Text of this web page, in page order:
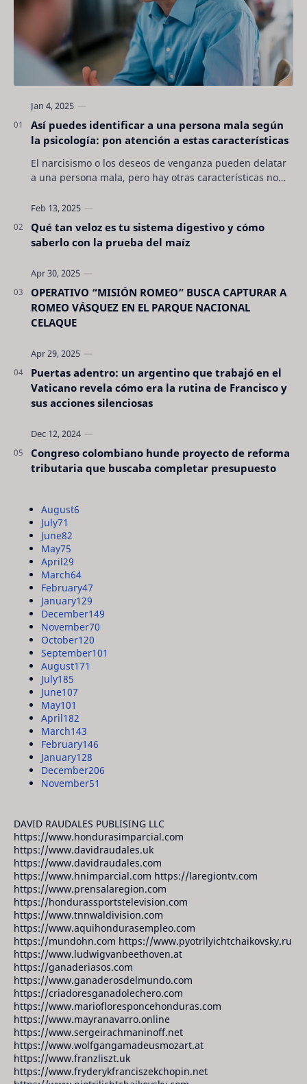
Así puedes identificar a una persona mala según
la psicología: pon atención a estas características
El narcisismo o los deseos de venganza pueden delatar
a una persona mala, pero hay otras características no
Qué tan veloz es tu sistema digestivo y cómo
saberlo con la prueba del maíz
OPERATIVO “MISIÓN ROMEO” BUSCA CAPTURAR A
ROMEO VÁSQUEZ EN EL PARQUE NACIONAL
CELAQUE
Puertas adentro: un argentino que trabajó en el
Vaticano revela cómo era la rutina de Francisco y
sus acciones silenciosas
Congreso colombiano hunde proyecto de reforma
tributaria que buscaba completar presupuesto
August6
July71
June82
May75
April29
March64
February47
January129
December149
November70
October120
September101
August171
July185
June107
May101
April182
March143
February146
January128
December206
November51
DAVID RAUDALES PUBLISING LLC
https://www.hondurasimparcial.com
https://www.davidraudales.uk
https://www.davidraudales.com
https://www.hnimparcial.com https://laregiontv.com
https://www.prensalaregion.com
https://hondurassportstelevision.com
https://www.tnnwaldivision.com
https://www.aquihondurasempleo.com
https://mundohn.com https://www.pyotrilyichtchaikovsky.ru
https://www.ludwigvanbeethoven.at
https://ganaderiasos.com
https://www.ganaderosdelmundo.com
https://criadoresganadolechero.com
https://www.mariofloresponcehonduras.com
https://www.mayranavarro.online
https://www.sergeirachmaninoff.net
https://www.wolfgangamadeusmozart.at
https://www.franzliszt.uk
https://www.fryderykfranciszekchopin.net